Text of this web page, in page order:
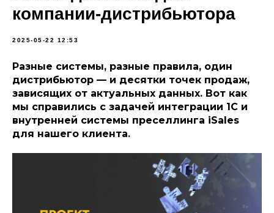
компании-дистрибьютора
2025-05-22 12:53
Разные системы, разные правила, один
дистрибьютор — и десятки точек продаж,
зависящих от актуальных данных. Вот как
мы справились с задачей интеграции 1С и
внутренней системы преселлинга iSales
для нашего клиента.